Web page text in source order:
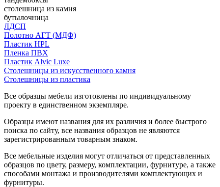
столешница из камня
бутылочница
ЛДСП
Полотно АГТ (МДФ)
Пластик HPL
Пленка ПВХ
Пластик Alvic Luxe
Столешницы из искусственного камня
Столешницы из пластика
Все образцы мебели изготовлены по индивидуальному
проекту в единственном экземпляре.
Образцы имеют названия для их различия и более быстрого
поиска по сайту, все названия образцов не являются
зарегистрированным товарным знаком.
Все мебельные изделия могут отличаться от представленных
образцов по цвету, размеру, комплектации, фурнитуре, а также
способами монтажа и производителями комплектующих и
фурнитуры.